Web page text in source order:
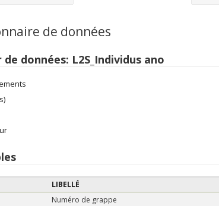
de données
de données: L2S_Individus ano
LIBELLÉ
Numéro de grappe